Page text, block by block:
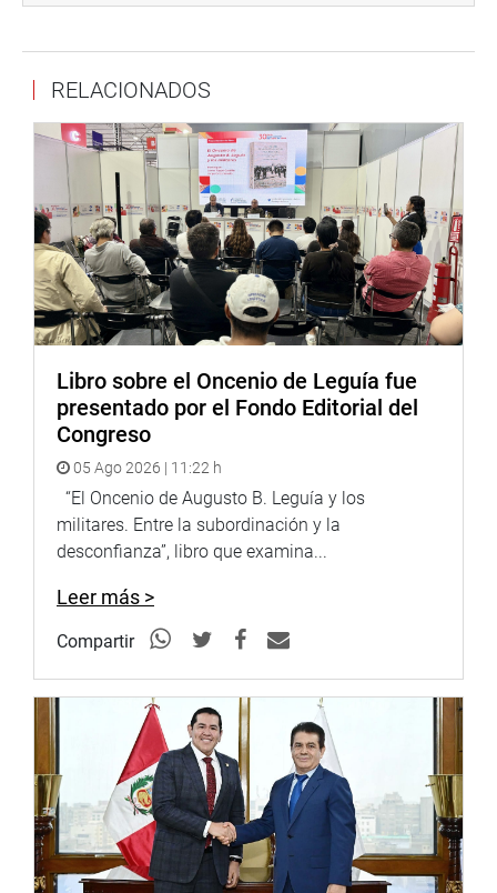
medios de comunicación a participar activamente en esta
importante audiencia pública. Este espacio busca
construir soluciones conjuntas para abordar los
problemas de saneamiento y vivienda en la región.
Los interesados en asistir pueden registrarse a través del
siguiente enlace:https://shorturl.at/eUeSl.
RELACIONADOS
Libro sobre el Oncenio de Leguía fue
presentado por el Fondo Editorial del
Congreso
05 Ago 2026 | 11:22 h
“El Oncenio de Augusto B. Leguía y los
militares. Entre la subordinación y la
desconfianza”, libro que examina...
Leer más >
Compartir